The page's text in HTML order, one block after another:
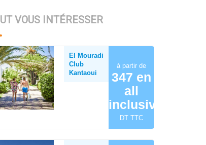
VOUS INTÉRESSER
El Mouradi
Club
Kantaoui
à partir de
347 en
all
inclusive
DT TTC